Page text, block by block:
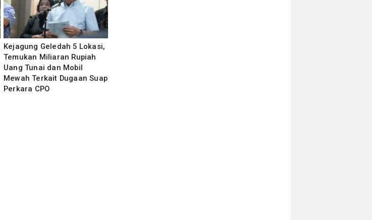
Kejagung Geledah 5 Lokasi,
Temukan Miliaran Rupiah
Uang Tunai dan Mobil
Mewah Terkait Dugaan Suap
Perkara CPO